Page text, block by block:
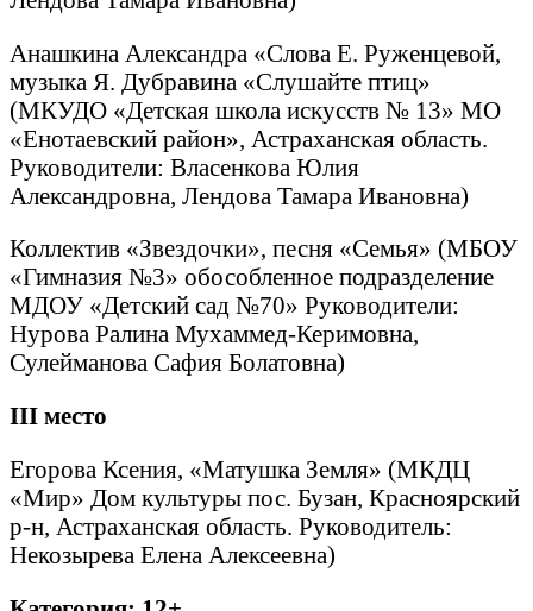
Анашкина Александра «Слова Е. Руженцевой,
музыка Я. Дубравина «Слушайте птиц»
(МКУДО «Детская школа искусств № 13» МО
«Енотаевский район», Астраханская область.
Руководители: Власенкова Юлия
Александровна, Лендова Тамара Ивановна)
Коллектив «Звездочки», песня «Семья» (МБОУ
«Гимназия №3» обособленное подразделение
МДОУ «Детский сад №70» Руководители:
Нурова Ралина Мухаммед-Керимовна,
Сулейманова Сафия Болатовна)
III место
Егорова Ксения, «Матушка Земля» (МКДЦ
«Мир» Дом культуры пос. Бузан, Красноярский
р-н, Астраханская область. Руководитель:
Некозырева Елена Алексеевна)